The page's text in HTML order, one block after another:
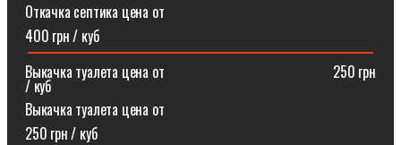
Откачка септика цена от
400 грн / куб
Выкачка туалета цена от⠀⠀⠀⠀⠀⠀⠀⠀⠀⠀⠀⠀⠀⠀⠀⠀250 грн
/ куб
Выкачка туалета цена от
250 грн / куб